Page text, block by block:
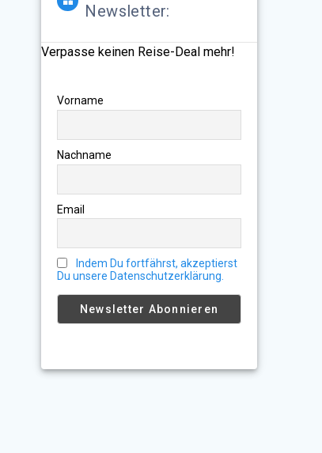
Newsletter:
Verpasse keinen Reise-Deal mehr!
Vorname
Nachname
Email
Indem Du fortfährst, akzeptierst
Du unsere Datenschutzerklärung.